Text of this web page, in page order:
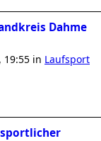
Dahme
19:55 in Laufsport